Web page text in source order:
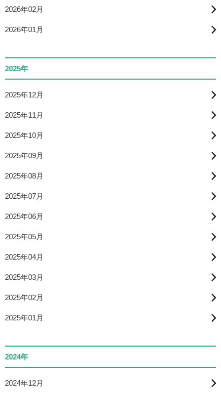
2026年02月
2026年01月
2025年
2025年12月
2025年11月
2025年10月
2025年09月
2025年08月
2025年07月
2025年06月
2025年05月
2025年04月
2025年03月
2025年02月
2025年01月
2024年
2024年12月